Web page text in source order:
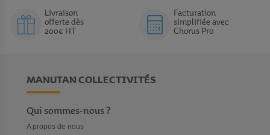
Livraison
offerte dès
200€ HT
Facturation
simplifiée avec
Chorus Pro
MANUTAN COLLECTIVITÉS
Qui sommes-nous ?
A propos de nous